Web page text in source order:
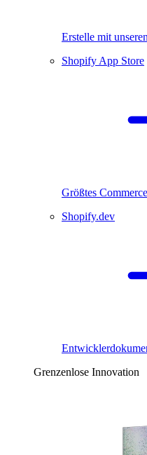
Erstelle mit
Shopify App Store
Größtes
Shopify.dev
Grenzenlose Innovation